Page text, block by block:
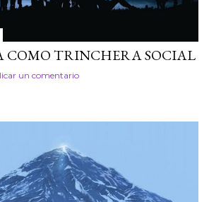
COMO TRINCHERA SOCIAL
un comentario